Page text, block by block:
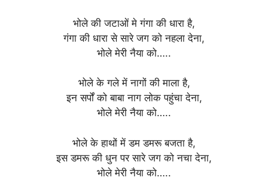
भोले की जटाओं मे गंगा की धारा है,
गंगा की धारा से सारे जग को नहला देना,
भोले मेरी नैया को…..
भोले के गले में नागों की माला है,
इन सर्पों को बाबा नाग लोक पहुंचा देना,
भोले मेरी नैया को…..
भोले के हाथों में डम डमरू बजता है,
इस डमरू की धुन पर सारे जग को नचा देना,
भोले मेरी नैया को…..